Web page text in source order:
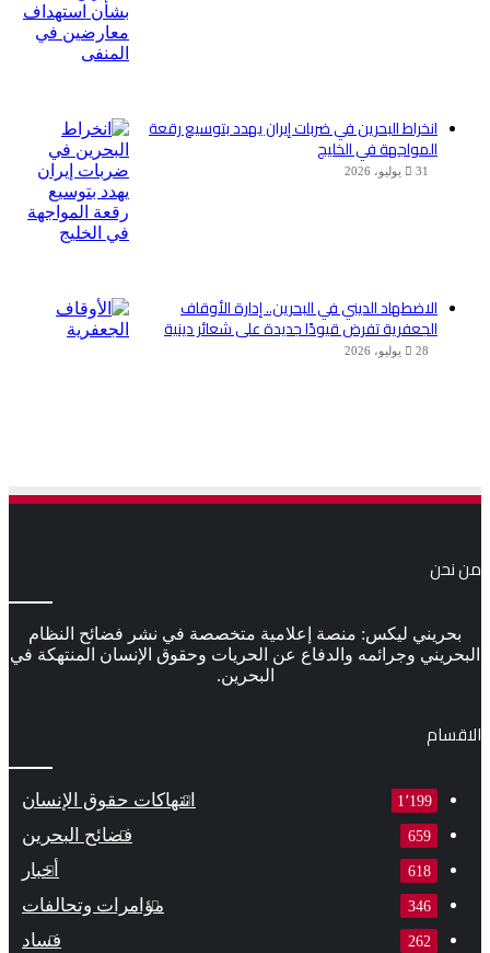
انخراط البحرين في ضربات إيران يهدد بتوسيع رقعة
المواجهة في الخليج
31 يوليو، 2026
الاضطهاد الديني في البحرين.. إدارة الأوقاف
الجعفرية تفرض قيودًا جديدة على شعائر دينية
28 يوليو، 2026
من نحن
بحريني ليكس: منصة إعلامية متخصصة في نشر فضائح النظام
البحريني وجرائمه والدفاع عن الحريات وحقوق الإنسان المنتهكة في
البحرين.
الاقسام
انتهاكات حقوق الإنسان 1٬199
فضائح البحرين 659
أخبار 618
مؤامرات وتحالفات 346
فساد 262